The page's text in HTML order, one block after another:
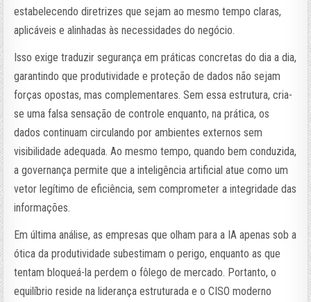
estabelecendo diretrizes que sejam ao mesmo tempo claras,
aplicáveis e alinhadas às necessidades do negócio.
Isso exige traduzir segurança em práticas concretas do dia a dia,
garantindo que produtividade e proteção de dados não sejam
forças opostas, mas complementares. Sem essa estrutura, cria-
se uma falsa sensação de controle enquanto, na prática, os
dados continuam circulando por ambientes externos sem
visibilidade adequada. Ao mesmo tempo, quando bem conduzida,
a governança permite que a inteligência artificial atue como um
vetor legítimo de eficiência, sem comprometer a integridade das
informações.
Em última análise, as empresas que olham para a IA apenas sob a
ótica da produtividade subestimam o perigo, enquanto as que
tentam bloqueá-la perdem o fôlego de mercado. Portanto, o
equilíbrio reside na liderança estruturada e o CISO moderno